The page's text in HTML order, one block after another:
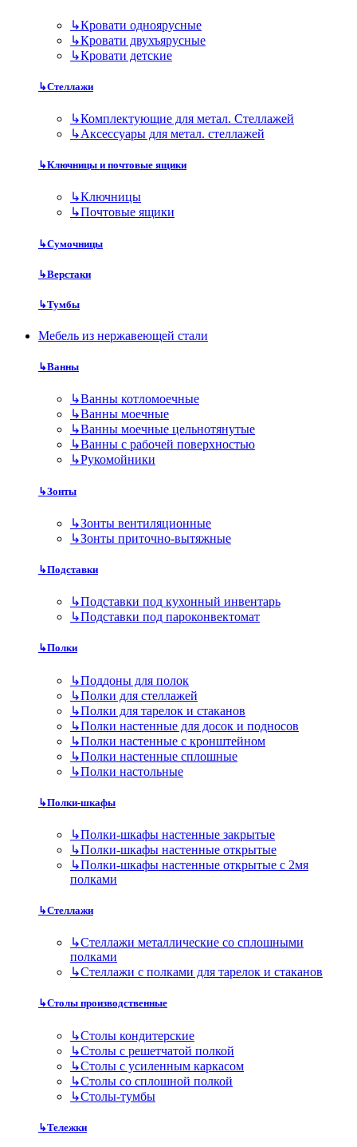
↳Кровати одноярусные
↳Кровати двухъярусные
↳Кровати детские
↳Стеллажи
↳Комплектующие для метал. Стеллажей
↳Аксессуары для метал. стеллажей
↳Ключницы и почтовые ящики
↳Ключницы
↳Почтовые ящики
↳Сумочницы
↳Верстаки
↳Тумбы
Мебель из нержавеющей стали
↳Ванны
↳Ванны котломоечные
↳Ванны моечные
↳Ванны моечные цельнотянутые
↳Ванны с рабочей поверхностью
↳Рукомойники
↳Зонты
↳Зонты вентиляционные
↳Зонты приточно-вытяжные
↳Подставки
↳Подставки под кухонный инвентарь
↳Подставки под пароконвектомат
↳Полки
↳Поддоны для полок
↳Полки для стеллажей
↳Полки для тарелок и стаканов
↳Полки настенные для досок и подносов
↳Полки настенные с кронштейном
↳Полки настенные сплошные
↳Полки настольные
↳Полки-шкафы
↳Полки-шкафы настенные закрытые
↳Полки-шкафы настенные открытые
↳Полки-шкафы настенные открытые с 2мя
полками
↳Стеллажи
↳Стеллажи металлические со сплошными
полками
↳Стеллажи с полками для тарелок и стаканов
↳Столы производственные
↳Столы кондитерские
↳Столы с решетчатой полкой
↳Столы с усиленным каркасом
↳Столы со сплошной полкой
↳Столы-тумбы
↳Тележки